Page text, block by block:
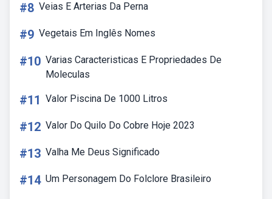
#8 Veias E Arterias Da Perna
#9 Vegetais Em Inglês Nomes
#10 Varias Caracteristicas E Propriedades De
Moleculas
#11 Valor Piscina De 1000 Litros
#12 Valor Do Quilo Do Cobre Hoje 2023
#13 Valha Me Deus Significado
#14 Um Personagem Do Folclore Brasileiro